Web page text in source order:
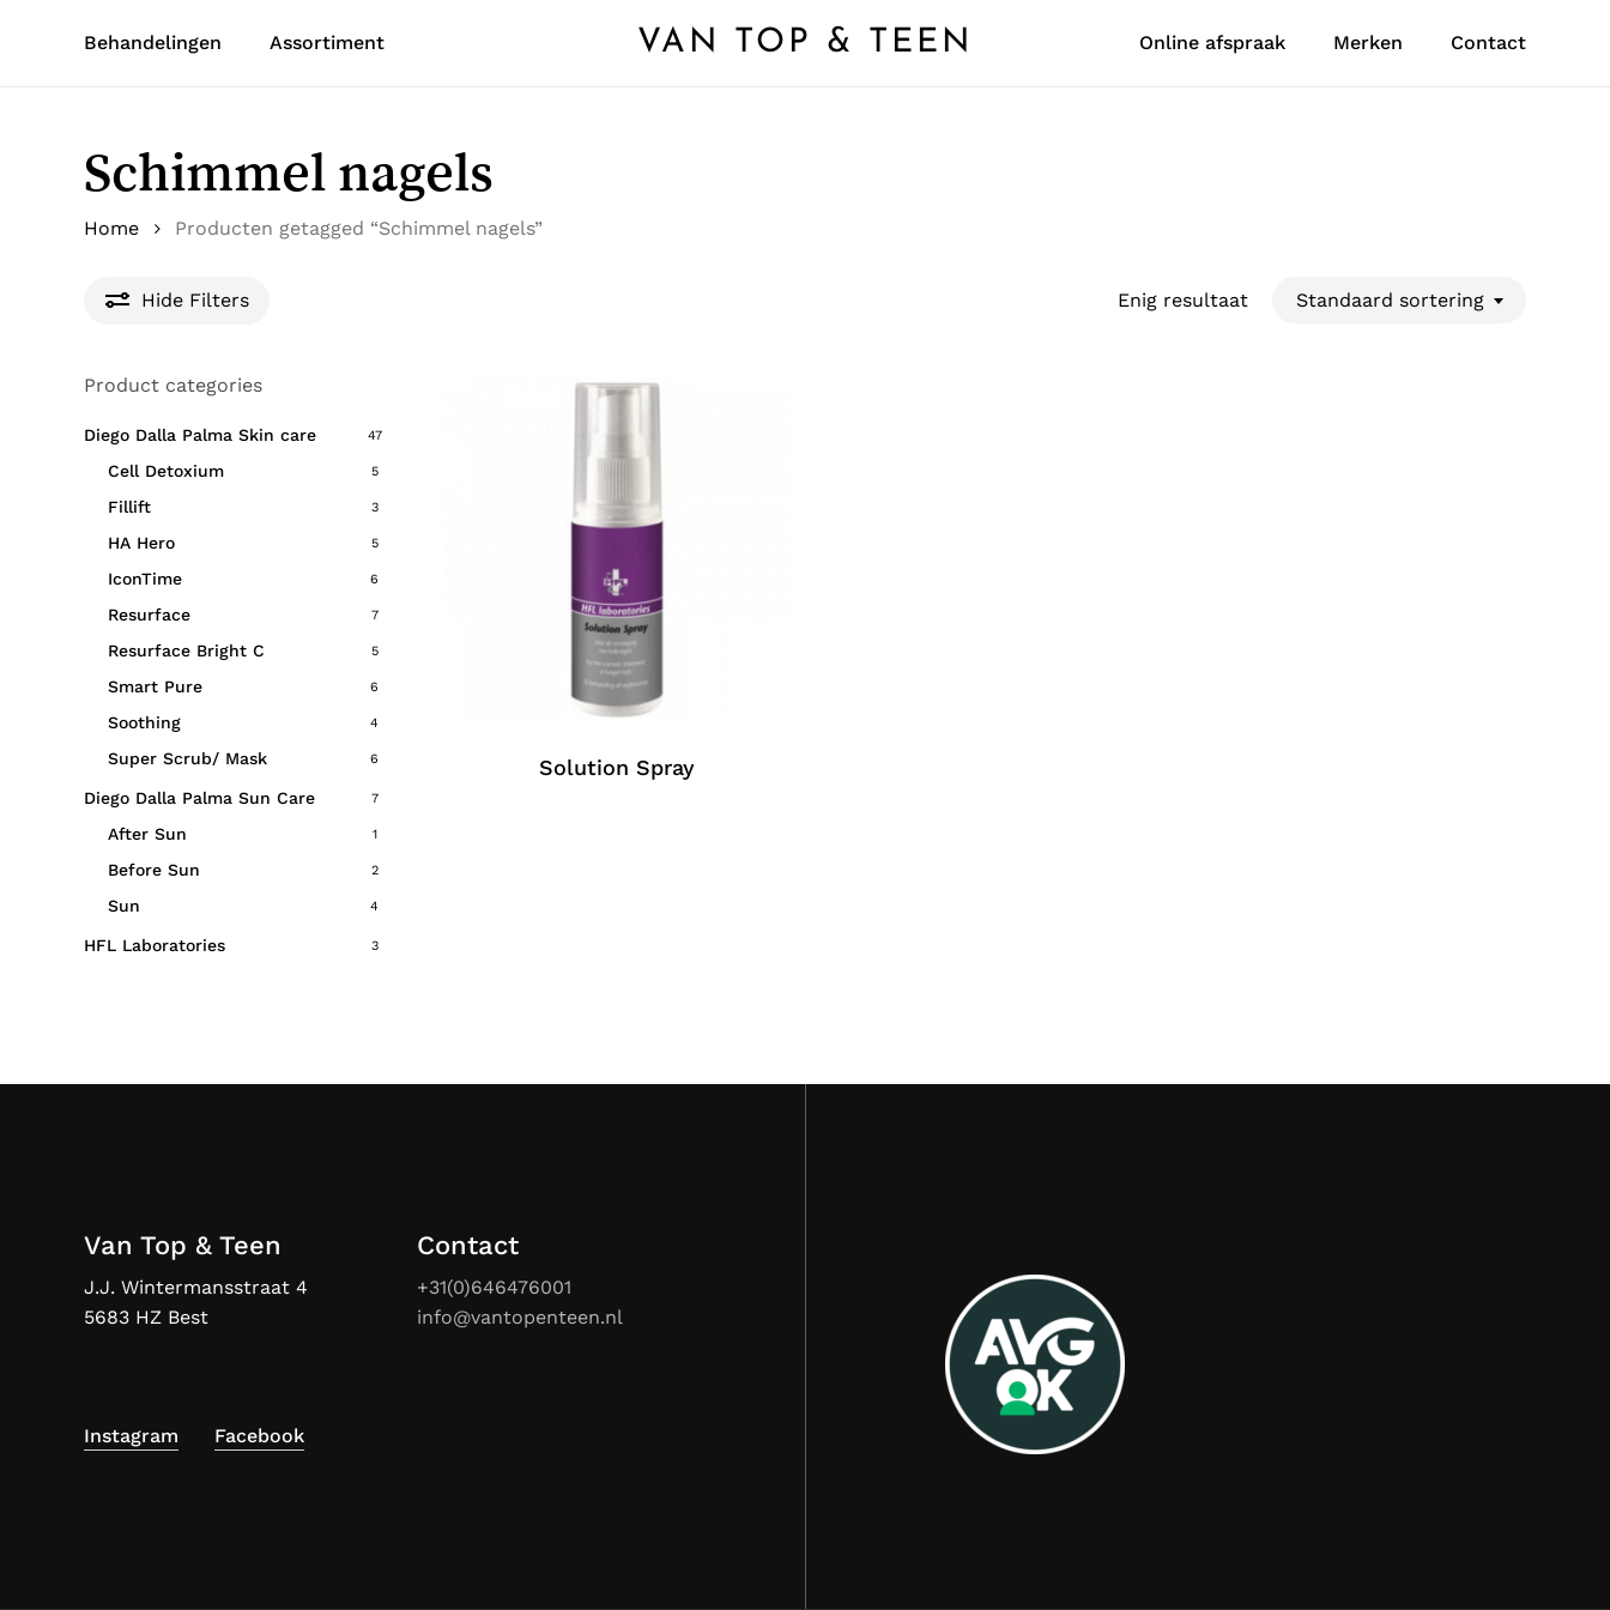
VAN TOP & TEEN
Behandelingen Assortiment Online afspraak Merken Contact
Schimmel nagels
Home Producten getagged “Schimmel nagels”
Hide Filters Enig resultaat Standaard sortering
Product categories
Diego Dalla Palma Skin care 47
Cell Detoxium 5
Fillift 3
HA Hero 5
IconTime 6
Resurface 7
Resurface Bright C 5
Smart Pure 6
Soothing 4
Super Scrub/ Mask 6
Diego Dalla Palma Sun Care 7
After Sun 1
Before Sun 2
Sun 4
HFL Laboratories 3
Solution Spray
Van Top & Teen
J.J. Wintermansstraat 4
5683 HZ Best
Contact
+31(0)646476001
info@vantopenteen.nl
Instagram Facebook